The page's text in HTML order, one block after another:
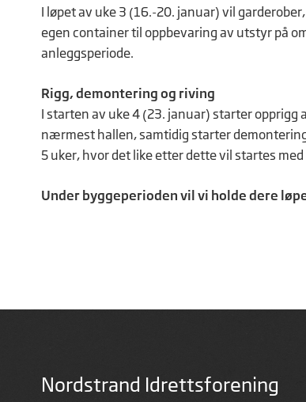
I løpet av uke 3 (16.-20. januar) vil
egen container til oppbevaring av utstyr på
anleggsperiode.
Rigg, demontering og riving
I starten av uke 4 (23. januar) starter opprigg
nærmest hallen, samtidig starter
5 uker, hvor det like etter dette vil startes
Under byggeperioden vil vi holde dere
Nordstrand Idrettsforening